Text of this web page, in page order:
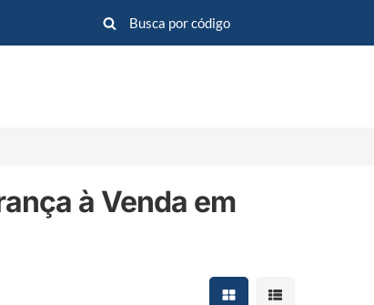
à Venda em
Mostrar resultados em
Mostrar